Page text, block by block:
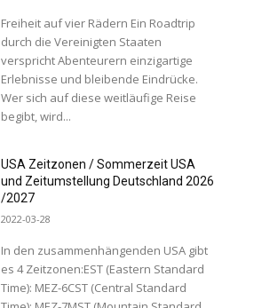
Freiheit auf vier Rädern Ein Roadtrip
durch die Vereinigten Staaten
verspricht Abenteurern einzigartige
Erlebnisse und bleibende Eindrücke.
Wer sich auf diese weitläufige Reise
begibt, wird...
USA Zeitzonen / Sommerzeit USA
und Zeitumstellung Deutschland 2026
/2027
2022-03-28
In den zusammenhängenden USA gibt
es 4 Zeitzonen:EST (Eastern Standard
Time): MEZ-6CST (Central Standard